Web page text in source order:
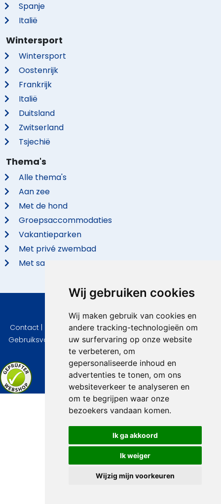
Wij gebruiken cookies
Wij maken gebruik van cookies en
andere tracking-technologieën om
uw surfervaring op onze website
te verbeteren, om
gepersonaliseerde inhoud en
advertenties te tonen, om ons
websiteverkeer te analyseren en
om te begrijpen waar onze
bezoekers vandaan komen.
Ik ga akkoord
Ik weiger
Wijzig mijn voorkeuren
Spanje
Italië
Wintersport
Wintersport
Oostenrijk
Frankrijk
Italië
Duitsland
Zwitserland
Tsjechië
Thema's
Alle thema's
Aan zee
Met de hond
Groepsaccommodaties
Vakantieparken
Met privé zwembad
Met sauna
© 2026 VidaVilla.com
Contact Privacy|Cookie instellingen|Herroepingsrecht
Gebruiksvoorwaarden|Imprint|Informatie Beoordelingen